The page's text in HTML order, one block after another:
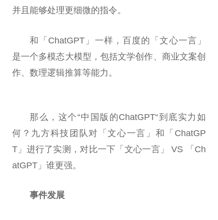
并且能够处理更细微的指令。
和「ChatGPT」一样，百度的「文心一言」
是一个多模态大模型，包括文学创作、商业文案创
作、数理逻辑推算等能力。
那么，这个“中国 版的ChatGPT“到底实力如
何？九方科技团队对「文心一言」和「ChatGP
T」进行了实测，对比一下「文心一言」 VS 「Ch
atGPT」谁更强。
事件发展